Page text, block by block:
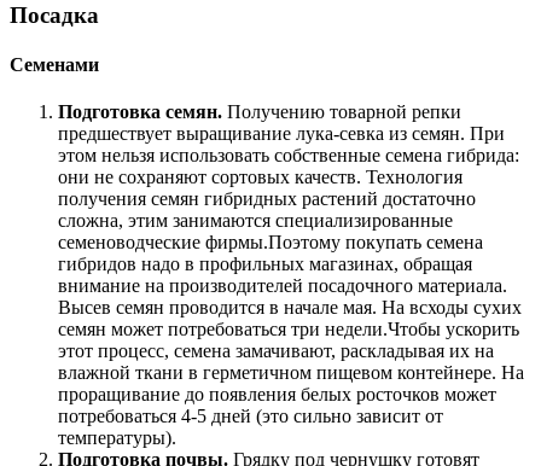
Посадка
Семенами
Подготовка семян. Получению товарной репки
предшествует выращивание лука-севка из семян. При
этом нельзя использовать собственные семена гибрида:
они не сохраняют сортовых качеств. Технология
получения семян гибридных растений достаточно
сложна, этим занимаются специализированные
семеноводческие фирмы.Поэтому покупать семена
гибридов надо в профильных магазинах, обращая
внимание на производителей посадочного материала.
Высев семян проводится в начале мая. На всходы сухих
семян может потребоваться три недели.Чтобы ускорить
этот процесс, семена замачивают, раскладывая их на
влажной ткани в герметичном пищевом контейнере. На
проращивание до появления белых росточков может
потребоваться 4-5 дней (это сильно зависит от
температуры).
Подготовка почвы. Грядку под чернушку готовят